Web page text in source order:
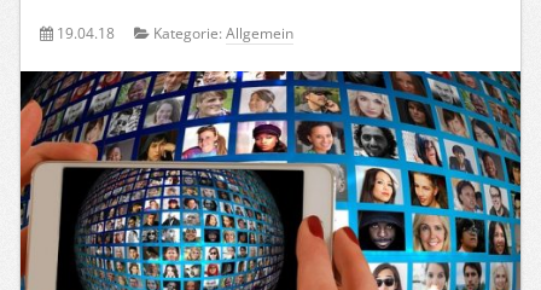
19.04.18 Kategorie: Allgemein